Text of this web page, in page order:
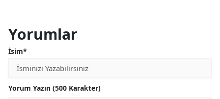
Yorumlar
İsim*
Yorum Yazın (500 Karakter)